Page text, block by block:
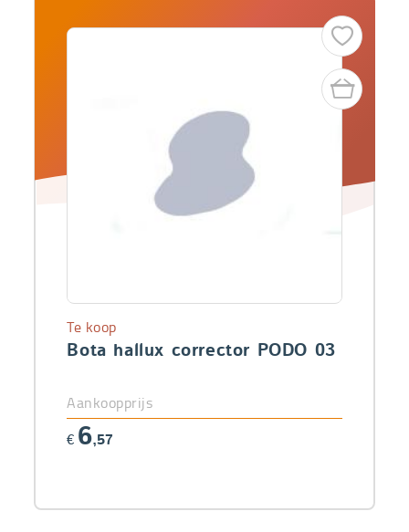
Bota hallux corrector PODO 03
Te koop
Aankoopprijs
€ 6,57